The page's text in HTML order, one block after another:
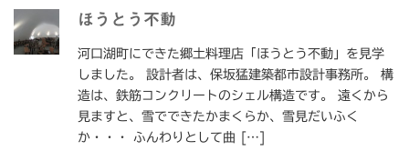
ほうとう不動
河口湖町にできた郷土料理店「ほうとう不動」を見学
しました。 設計者は、保坂猛建築都市設計事務所。 構
造は、鉄筋コンクリートのシェル構造です。 遠くから
見ますと、雪でできたかまくらか、雪見だいふく
か・・・ ふんわりとして曲 […]